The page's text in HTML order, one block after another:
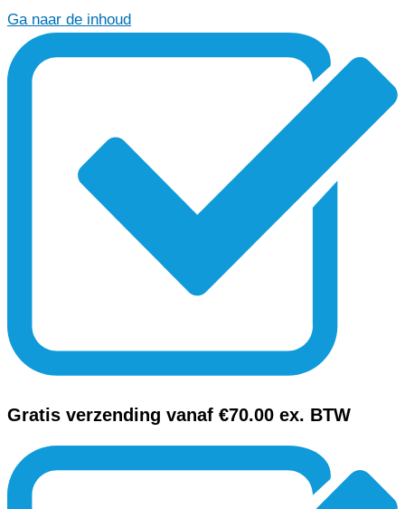
Ga naar de inhoud
Gratis verzending vanaf €70.00 ex. BTW